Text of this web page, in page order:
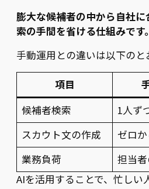
膨大な候補者の中から自社
索の手間を省ける仕組みです。
手動運用との違いは以下のと
項目
候補者検索
1人ず
スカウト文の作成
ゼロ
業務負荷
担当
AIを活用することで、忙し